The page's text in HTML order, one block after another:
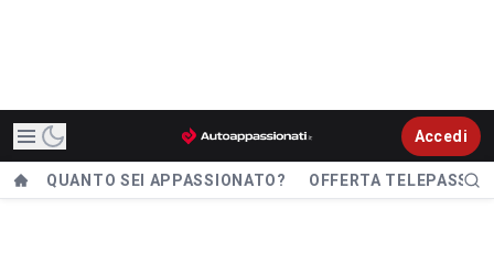
Accedi
QUANTO SEI APPASSIONATO? OFFERTA TELEPASS